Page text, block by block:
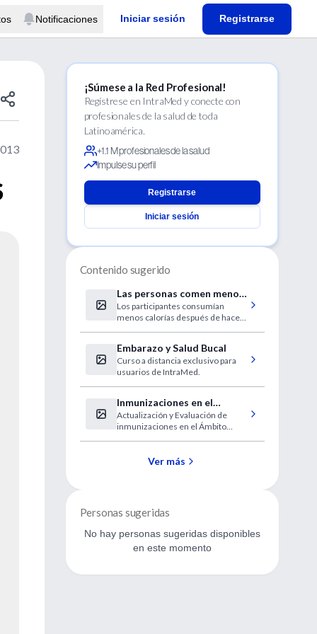
Notificaciones Iniciar sesión Registrarse
¡Súmese a la Red Profesional!
Regístrese en IntraMed y conecte con
profesionales de la salud de toda
Latinoamérica.
+1.1 M profesionales de la salud
Impulse su perfil
Registrarse
Iniciar sesión
Contenido sugerido
Las personas comen menos
después del ejercicio
intenso
Los participantes consumían
menos calorías después de hacer
Embarazo y Salud Bucal
Curso a distancia exclusivo para
usuarios de IntraMed.
Inmunizaciones en el
Ámbito Laboral
Actualización y Evaluación de
inmunizaciones en el Ámbito
Ver más
Personas sugeridas
No hay personas sugeridas disponibles
en este momento